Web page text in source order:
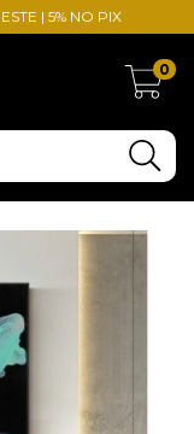
| 5% NO PIX
0